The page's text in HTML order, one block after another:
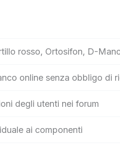
rosso, Ortosifon, D-
online senza obbligo di
degli utenti nei forum
ai componenti